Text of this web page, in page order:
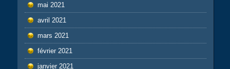
mai 2021
avril 2021
mars 2021
février 2021
janvier 2021